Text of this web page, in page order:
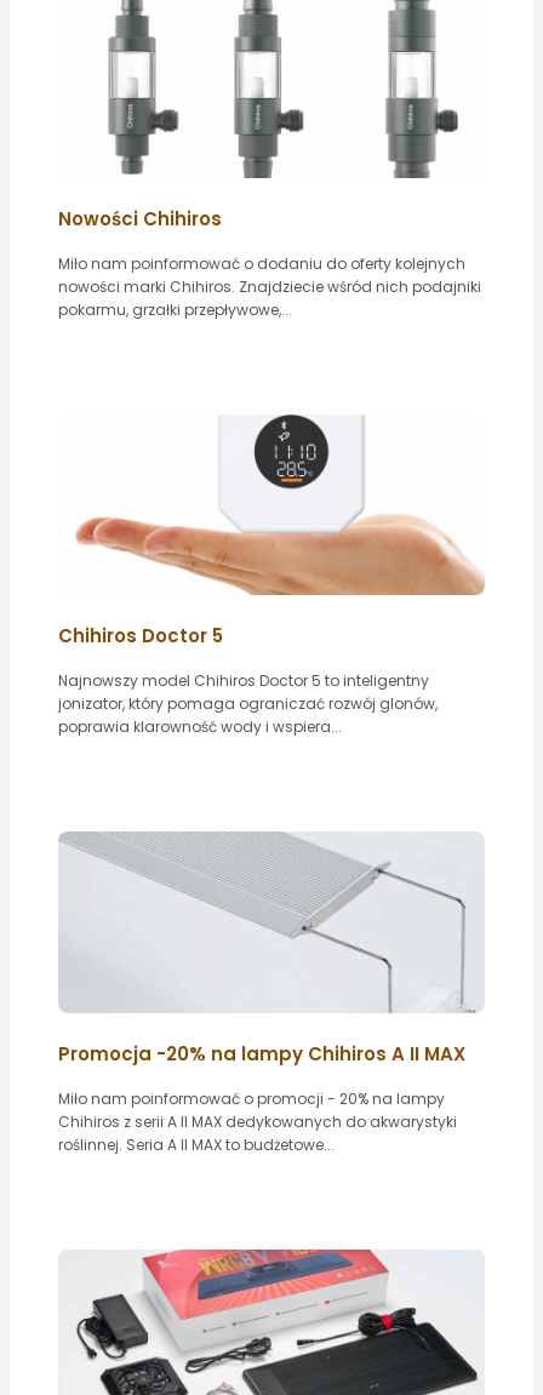
Nowości Chihiros
Miło nam poinformować o dodaniu do oferty kolejnych
nowości marki Chihiros. Znajdziecie wśród nich podajniki
pokarmu, grzałki przepływowe,...
Chihiros Doctor 5
Najnowszy model Chihiros Doctor 5 to inteligentny
jonizator, który pomaga ograniczać rozwój glonów,
poprawia klarowność wody i wspiera...
Promocja -20% na lampy Chihiros A II MAX
Miło nam poinformować o promocji - 20% na lampy
Chihiros z serii A II MAX dedykowanych do akwarystyki
roślinnej. Seria A II MAX to budżetowe...